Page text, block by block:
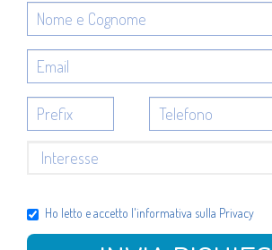
Ho letto e accetto l'informativa sulla Privacy